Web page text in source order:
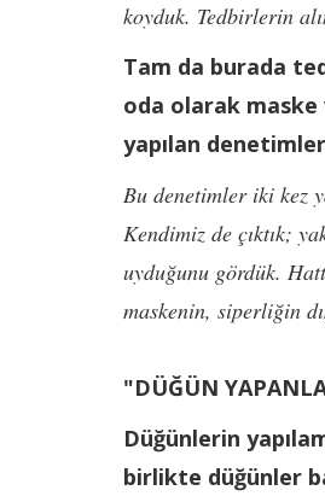
koyduk. Tedbirlerin
Tam da burada
oda olarak maske
yapılan
Bu denetimler iki kez
Kendimiz de çıktık;
uyduğunu gördük.
maskenin, siperliğin
"DÜĞÜN
Düğünlerin
birlikte düğünler